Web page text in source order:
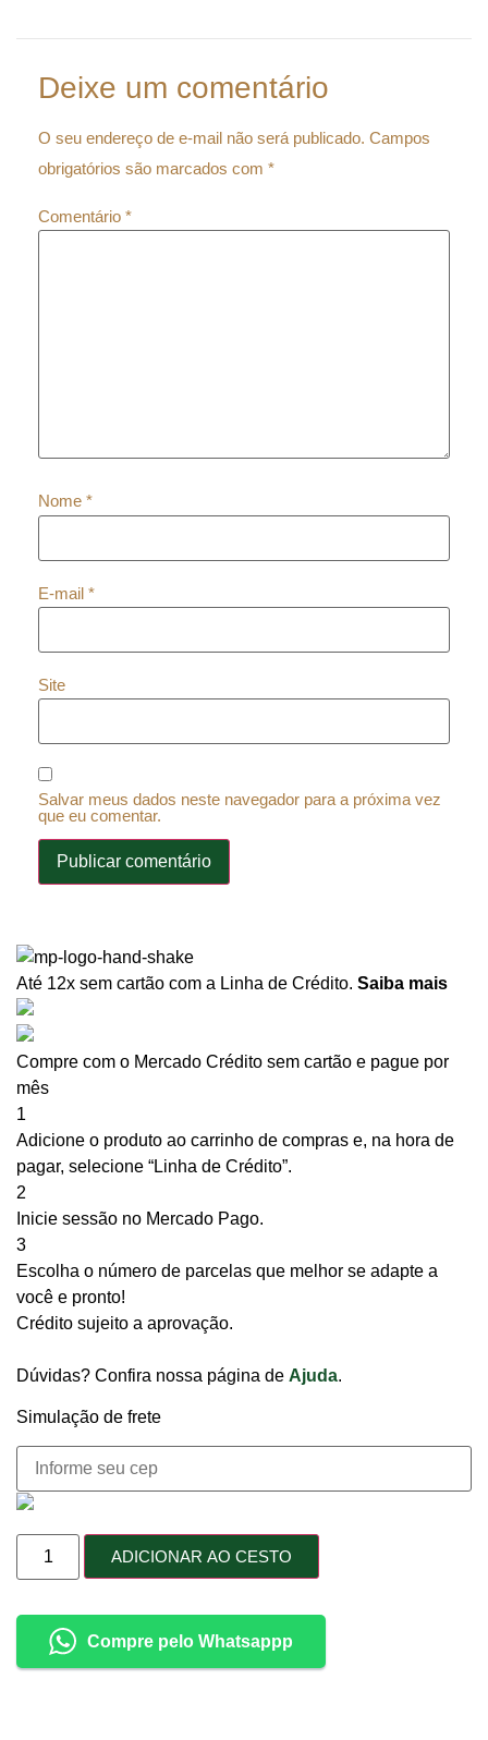
Deixe um comentário
O seu endereço de e-mail não será publicado. Campos
obrigatórios são marcados com *
Comentário *
Nome *
E-mail *
Site
Salvar meus dados neste navegador para a próxima vez
que eu comentar.
Até 12x sem cartão com a Linha de Crédito. Saiba mais
Compre com o Mercado Crédito sem cartão e pague por
mês
1
Adicione o produto ao carrinho de compras e, na hora de
pagar, selecione “Linha de Crédito”.
2
Inicie sessão no Mercado Pago.
3
Escolha o número de parcelas que melhor se adapte a
você e pronto!
Crédito sujeito a aprovação.
Dúvidas? Confira nossa página de Ajuda.
Simulação de frete
ADICIONAR AO CESTO
Compre pelo Whatsappp